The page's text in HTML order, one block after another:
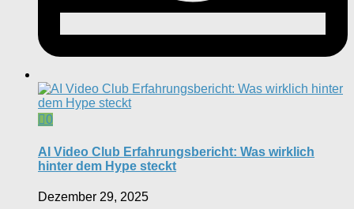
0
AI Video Club Erfahrungsbericht: Was wirklich
hinter dem Hype steckt
Dezember 29, 2025